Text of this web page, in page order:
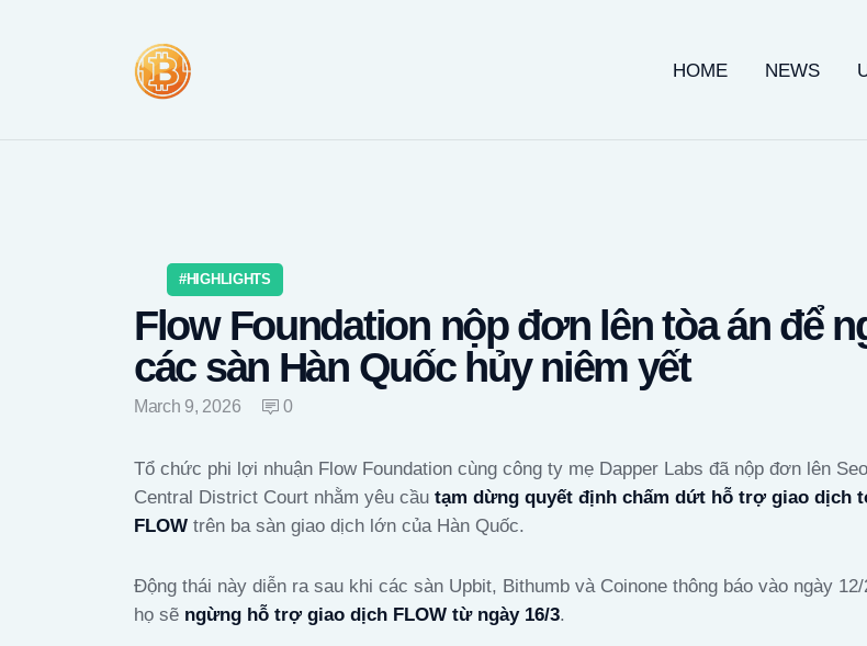
HOME NEWS
HIGHLIGHTS
Flow Foundation nộp đơn lên tòa án để
các sàn Hàn Quốc hủy niêm yết
March 9, 2026 0
Tổ chức phi lợi nhuận Flow Foundation cùng công ty mẹ Dapper Labs đã nộp đơn lên
Central District Court nhằm yêu cầu tạm dừng quyết định chấm dứt hỗ trợ giao dịch
FLOW trên ba sàn giao dịch lớn của Hàn Quốc.
Động thái này diễn ra sau khi các sàn Upbit, Bithumb và Coinone thông báo vào ngày
họ sẽ ngừng hỗ trợ giao dịch FLOW từ ngày 16/3.